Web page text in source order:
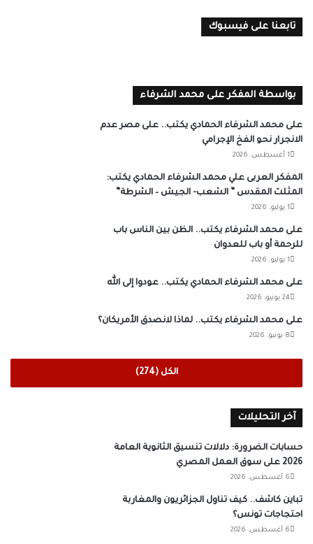
تابعنا على فيسبوك
بواسطة المفكر على محمد الشرفاء
على محمد الشرفاء الحمادي يكتب.. على مصر عدم
الانجرار نحو الفخ الإجرامي
1 أغسطس، 2026
المفكر العربى علي محمد الشرفاء الحمادي يكتب:
المثلث المقدس ” الشعب- الجيش – الشرطة”
1 يوليو، 2026
على محمد الشرفاء يكتب.. الظن بين الناس باب
للرحمة أو باب للعدوان
1 يوليو، 2026
على محمد الشرفاء الحمادي يكتب.. عودوا إلى الله
24 يونيو، 2026
على محمد الشرفاء يكتب.. لماذا لانصدق الأمريكان؟
8 يونيو، 2026
الكل (274)
آخر التحليلات
حسابات الضرورة: دلالات تنسيق الثانوية العامة
2026 على سوق العمل المصري
6 أغسطس، 2026
تباين كاشف.. كيف تناول الجزائريون والمغاربة
احتجاجات تونس؟
6 أغسطس، 2026